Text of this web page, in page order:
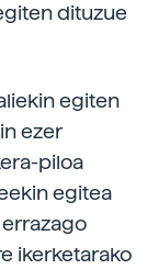
dituzue
egiten
ezer
piloa
egitea
errazago
ikerketarako